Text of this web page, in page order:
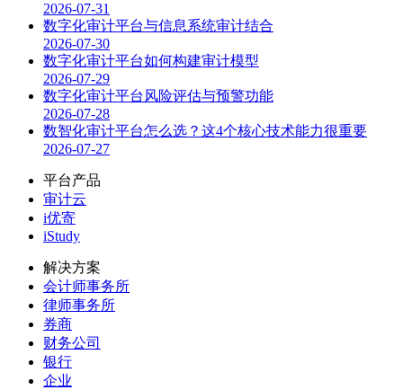
2026-07-31
数字化审计平台与信息系统审计结合
2026-07-30
数字化审计平台如何构建审计模型
2026-07-29
数字化审计平台风险评估与预警功能
2026-07-28
数智化审计平台怎么选？这4个核心技术能力很重要
2026-07-27
平台产品
审计云
i优寄
iStudy
解决方案
会计师事务所
律师事务所
券商
财务公司
银行
企业